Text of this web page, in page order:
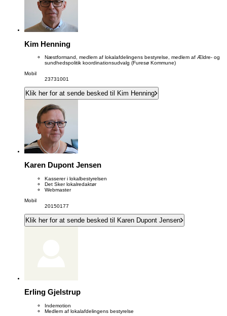
Kim Henning
Næstformand, medlem af lokalafdelingens bestyrelse, medlem af Ældre- og
sundhedspolitik koordinationsudvalg (Furesø Kommune)
Mobil
23731001
Klik her for at sende besked til Kim Henning
Karen Dupont Jensen
Kasserer i lokalbestyrelsen
Det Sker lokalredaktør
Webmaster
Mobil
20150177
Klik her for at sende besked til Karen Dupont Jensen
Erling Gjelstrup
Indemotion
Medlem af lokalafdelingens bestyrelse